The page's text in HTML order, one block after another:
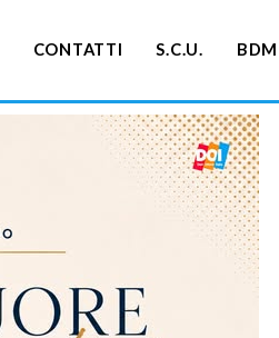
CONTATTI S.C.U. BDM